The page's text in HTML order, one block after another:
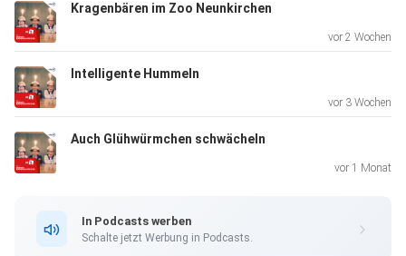
Kragenbären im Zoo Neunkirchen
vor 2 Wochen
Intelligente Hummeln
vor 3 Wochen
Auch Glühwürmchen schwächeln
vor 1 Monat
In Podcasts werben
Schalte jetzt Werbung in Podcasts.